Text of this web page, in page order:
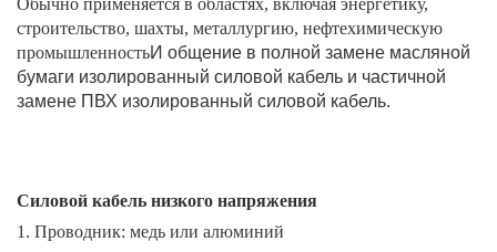
Обычно применяется в областях, включая энергетику,
строительство, шахты, металлургию, нефтехимическую
промышленностьИ общение в полной замене масляной
бумаги изолированный силовой кабель и частичной
замене ПВХ изолированный силовой кабель.
Силовой кабель низкого напряжения
1. Проводник: медь или алюминий